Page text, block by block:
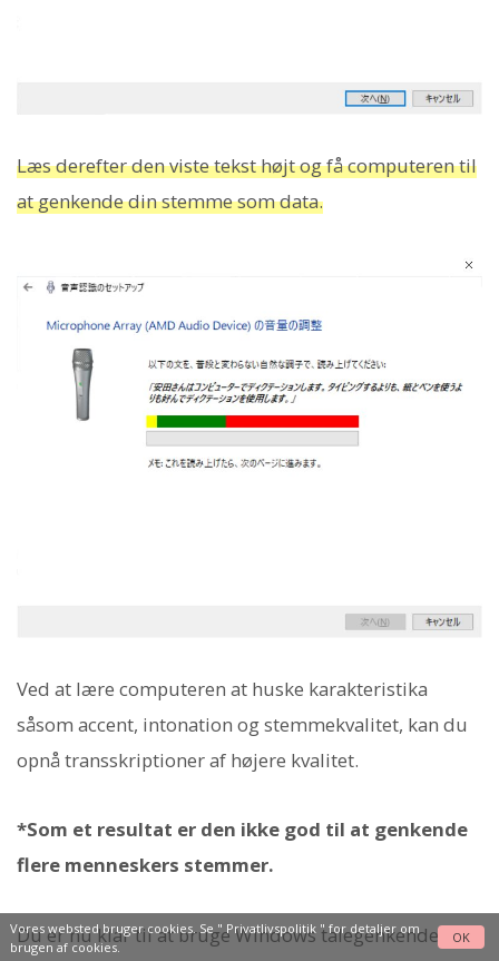
Læs derefter den viste tekst højt og få computeren til
at genkende din stemme som data.
Ved at lære computeren at huske karakteristika
såsom accent, intonation og stemmekvalitet, kan du
opnå transskriptioner af højere kvalitet.
*Som et resultat er den ikke god til at genkende
flere menneskers stemmer.
Du er nu klar til at bruge Windows talegenkendelse.
Vores websted bruger cookies. Se " Privatlivspolitik" for detaljer om
brugen af cookies.
OK